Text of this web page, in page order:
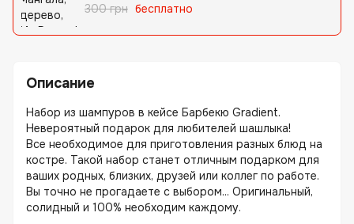
300 грн бесплатно
Описание
Набор из шампуров в кейсе Барбекю Gradient.
Невероятный подарок для любителей шашлыка!
Все необходимое для приготовления разных блюд на
костре. Такой набор станет отличным подарком для
ваших родных, близких, друзей или коллег по работе.
Вы точно не прогадаете с выбором... Оригинальный,
солидный и 100% необходим каждому.